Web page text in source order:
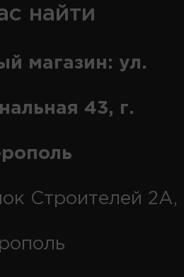
найти
магазин: ул.
43, г.
Строителей 2А,